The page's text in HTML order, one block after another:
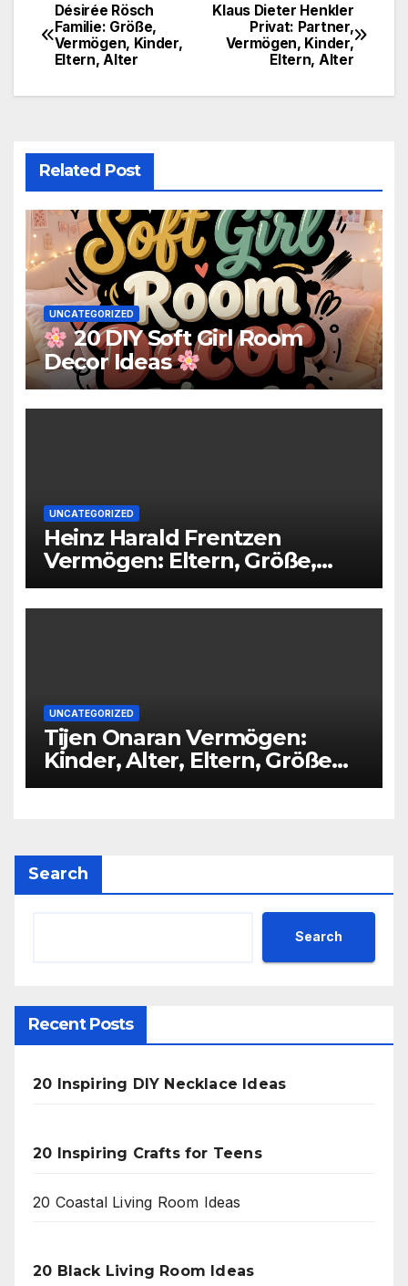
Post
navigation
Klaus Dieter Henkler
Privat: Partner,
Vermögen, Kinder,
Eltern, Alter
Désirée Rösch
Familie: Größe,
Vermögen, Kinder,
Eltern, Alter
Related Post
UNCATEGORIZED
20 DIY Soft Girl Room
Decor Ideas
UNCATEGORIZED
Heinz Harald Frentzen
Vermögen: Eltern, Größe,
Partner, Alter
UNCATEGORIZED
Tijen Onaran Vermögen:
Kinder, Alter, Eltern, Größe
Partner
Search
Search
Recent Posts
20 Inspiring DIY Necklace Ideas
20 Inspiring Crafts for Teens
20 Coastal Living Room Ideas
20 Black Living Room Ideas